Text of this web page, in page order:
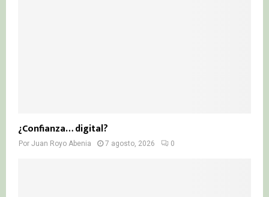
¿Confianza… digital?
Por Juan Royo Abenia 7 agosto, 2026 0